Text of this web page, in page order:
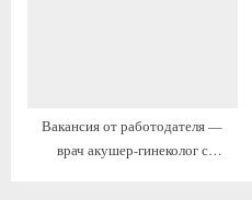
Вакансия от работодателя —
врач акушер-гинеколог с